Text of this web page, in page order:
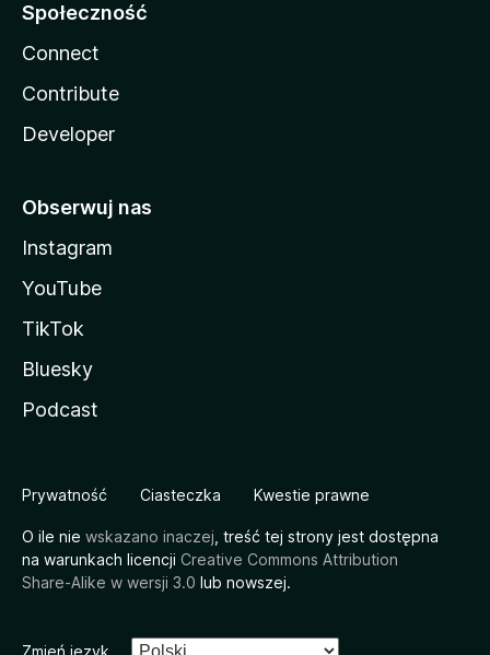
Społeczność
Connect
Contribute
Developer
Obserwuj nas
Instagram
YouTube
TikTok
Bluesky
Podcast
Prywatność Ciasteczka Kwestie prawne
O ile nie wskazano inaczej , treść tej strony jest dostępna
na warunkach licencji Creative Commons Attribution
Share-Alike w wersji 3.0 lub nowszej.
Zmień język